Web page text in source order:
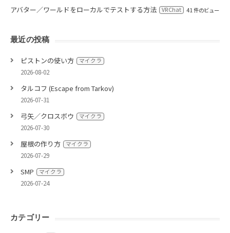
アバター／ワールドをローカルでテストする方法 VRChat 41 件のビュー
最近の投稿
ピストンの使い方 マイクラ
2026-08-02
タルコフ (Escape from Tarkov)
2026-07-31
弓矢／クロスボウ マイクラ
2026-07-30
屋根の作り方 マイクラ
2026-07-29
SMP マイクラ
2026-07-24
カテゴリー